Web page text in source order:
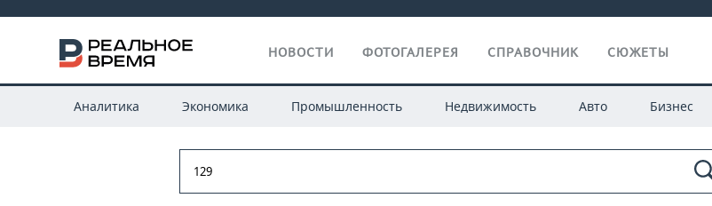
НОВОСТИ ФОТОГАЛЕРЕЯ СПРАВОЧНИК СЮЖЕТЫ
Аналитика Экономика Промышленность Недвижимость Авто Бизнес